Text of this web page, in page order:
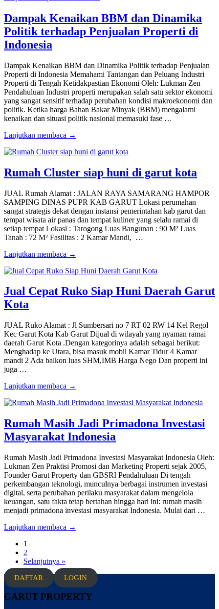
Dampak Kenaikan BBM dan Dinamika
Politik terhadap Penjualan Properti di
Indonesia
Dampak Kenaikan BBM dan Dinamika Politik terhadap Penjualan
Properti di Indonesia Memahami Tantangan dan Peluang Industri
Properti di Tengah Ketidakpastian Ekonomi Oleh: Lukman Zen
Pendahuluan Industri properti merupakan salah satu sektor ekonomi
yang sangat sensitif terhadap perubahan kondisi makroekonomi dan
politik. Ketika harga Bahan Bakar Minyak (BBM) mengalami
kenaikan dan situasi politik nasional memasuki fase …
Lanjutkan membaca →
Rumah Cluster siap huni di garut kota
JUAL Rumah Alamat : JALAN RAYA SAMARANG HAMPOR
SAMPING DINAS PUPR KAB GARUT Lokasi perumahan
sangat strategis dekat dengan instansi pemerintahan kab garut dan
tempat wisata air panas dan tempat kuliner yang selalu ramai di
setiap tempat Lokasi : Tarogong Luas Bangunan : 90 M² Luas
Tanah : 72 M² Fasilitas : 2 Kamar Mandi, …
Lanjutkan membaca →
Jual Cepat Ruko Siap Huni Daerah Garut
Kota
JUAL Ruko Alamat : Jl Sumbersari no 7 RT 02 RW 14 Kel Regol
Kec Garut Kota Kab Garut Dijual di wilayah yang nyaman ramai
daerah Garut Kota .Dengan kategorinya adalah sebagai berikut:
Menghadap ke Utara, bisa masuk mobil Kamar Tidur 4 Kamar
mandi 2 Ada balkon luas SHM,IMB Harga Nego Dan properti ini
juga …
Lanjutkan membaca →
Rumah Masih Jadi Primadona Investasi
Masyarakat Indonesia
Rumah Masih Jadi Primadona Investasi Masyarakat Indonesia Oleh:
Lukman Zen Praktisi Promosi dan Marketing Properti sejak 2005,
Founder Garut Property dan GBSRI Pendahuluan Di tengah
perkembangan teknologi, munculnya berbagai instrumen investasi
digital, serta perubahan perilaku masyarakat dalam mengelola
keuangan, satu fakta tetap bertahan hingga hari ini: rumah masih
menjadi primadona investasi masyarakat Indonesia. Mulai dari …
Lanjutkan membaca →
1
2
Selanjutnya »
DAFTAR LOGIN
GARUT PROPERTY